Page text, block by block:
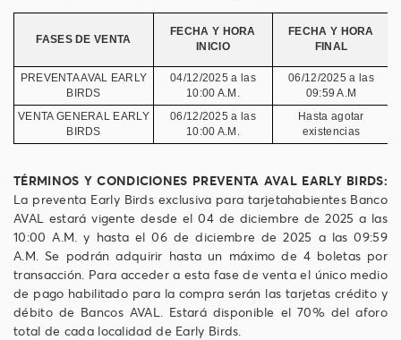
FASES DE VENTA
FECHA Y HORA
INICIO
FECHA Y HORA
FINAL
PREVENTA AVAL EARLY
BIRDS
04/12/2025 a las
10:00 A.M.
06/12/2025 a las
09:59 A.M
VENTA GENERAL EARLY
BIRDS
06/12/2025 a las
10:00 A.M.
Hasta agotar
existencias
TÉRMINOS Y CONDICIONES PREVENTA AVAL EARLY BIRDS:
La preventa Early Birds exclusiva para tarjetahabientes Banco
AVAL estará vigente desde el 04 de diciembre de 2025 a las
10:00 A.M. y hasta el 06 de diciembre de 2025 a las 09:59
A.M. Se podrán adquirir hasta un máximo de 4 boletas por
transacción. Para acceder a esta fase de venta el único medio
de pago habilitado para la compra serán las tarjetas crédito y
débito de Bancos AVAL. Estará disponible el 70% del aforo
total de cada localidad de Early Birds.